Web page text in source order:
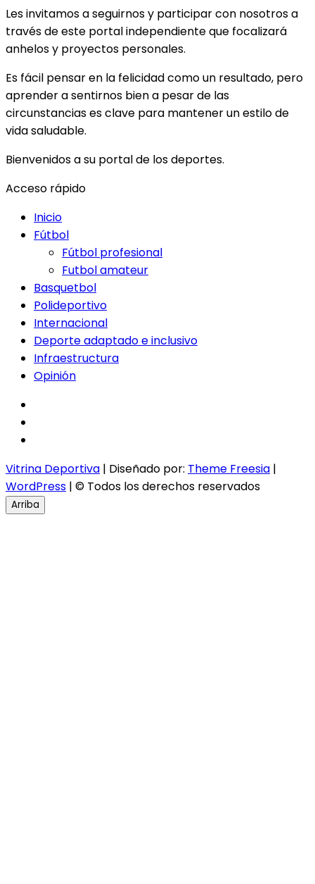
Les invitamos a seguirnos y participar con nosotros a
través de este portal independiente que focalizará
anhelos y proyectos personales.
Es fácil pensar en la felicidad como un resultado, pero
aprender a sentirnos bien a pesar de las
circunstancias es clave para mantener un estilo de
vida saludable.
Bienvenidos a su portal de los deportes.
Acceso rápido
Inicio
Fútbol
Fútbol profesional
Futbol amateur
Basquetbol
Polideportivo
Internacional
Deporte adaptado e inclusivo
Infraestructura
Opinión
Vitrina Deportiva | Diseñado por: Theme Freesia |
WordPress | © Todos los derechos reservados
Arriba